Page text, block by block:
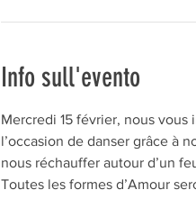
Info sull'evento
Mercredi 15 février, nous vous
l’occasion de danser grâce à
nous réchauffer autour d’un
Toutes les formes d’Amour